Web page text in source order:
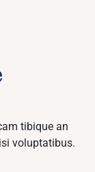
tibique an
voluptatibus.